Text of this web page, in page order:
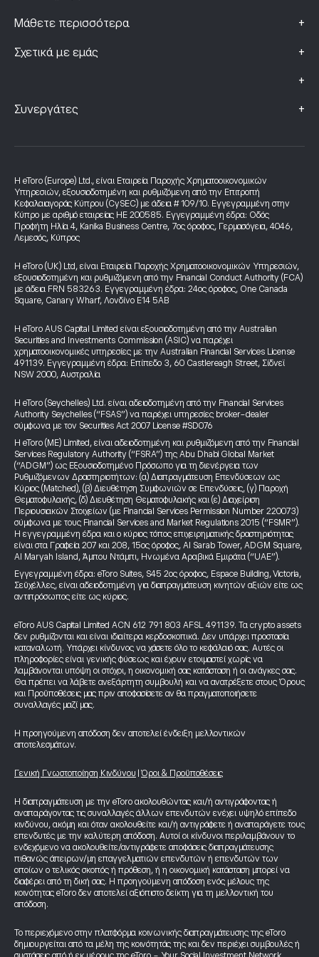
Μάθετε περισσότερα +
Σχετικά με εμάς +
+
Συνεργάτες +
Η eToro (Europe) Ltd., είναι Εταιρεία Παροχής Χρηματοοικονομικών
Υπηρεσιών, εξουσιοδοτημένη και ρυθμιζόμενη από την Επιτροπή
Κεφαλαιαγοράς Κύπρου (CySEC) με άδεια # 109/10. Εγγεγραμμένη στην
Κύπρο με αριθμό εταιρείας HE 200585. Εγγεγραμμένη έδρα: Οδός
Προφήτη Ηλία 4, Kanika Business Centre, 7ος όροφος, Γερμασόγεια, 4046,
Λεμεσός, Κύπρος
Η eToro (UK) Ltd, είναι Εταιρεία Παροχής Χρηματοοικονομικών Υπηρεσιών,
εξουσιοδοτημένη και ρυθμιζόμενη από την Financial Conduct Authority (FCA)
με άδεια FRN 583263. Εγγεγραμμένη έδρα: 24ος όροφος, One Canada
Square, Canary Wharf, Λονδίνο E14 5AB
Η eToro AUS Capital Limited είναι εξουσιοδοτημένη από την Australian
Securities and Investments Commission (ASIC) να παρέχει
χρηματοοικονομικές υπηρεσίες με την Australian Financial Services License
491139. Εγγεγραμμένη έδρα: Επίπεδο 3, 60 Castlereagh Street, Σίδνεϊ
NSW 2000, Αυστραλία
Η eToro (Seychelles) Ltd. είναι αδειοδοτημένη από την Financial Services
Authority Seychelles (“FSAS”) να παρέχει υπηρεσίες broker-dealer
σύμφωνα με τον Securities Act 2007 License #SD076
Η eToro (ME) Limited, είναι αδειοδοτημένη και ρυθμιζόμενη από την Financial
Services Regulatory Authority (“FSRA”) της Abu Dhabi Global Market
(“ADGM”) ως Εξουσιοδοτημένο Πρόσωπο για τη διενέργεια των
Ρυθμιζόμενων Δραστηριοτήτων: (α) Διαπραγμάτευση Επενδύσεων ως
Κύριος (Matched), (β) Διευθέτηση Συμφωνιών σε Επενδύσεις, (γ) Παροχή
Θεματοφυλακής, (δ) Διευθέτηση Θεματοφυλακής και (ε) Διαχείριση
Περιουσιακών Στοιχείων (με Financial Services Permission Number 220073)
σύμφωνα με τους Financial Services and Market Regulations 2015 (“FSMR”).
Η εγγεγραμμένη έδρα και ο κύριος τόπος επιχειρηματικής δραστηριότητας
είναι στα Γραφεία 207 και 208, 15ος όροφος, Al Sarab Tower, ADGM Square,
Al Maryah Island, Άμπου Ντάμπι, Ηνωμένα Αραβικά Εμιράτα (“UAE”).
Εγγεγραμμένη έδρα: eToro Suites, S45 2ος όροφος, Espace Building, Victoria,
Σεϋχέλλες, είναι αδειοδοτημένη για διαπραγμάτευση κινητών αξιών είτε ως
αντιπρόσωπος είτε ως κύριος.
eToro AUS Capital Limited ACN 612 791 803 AFSL 491139. Τα crypto assets
δεν ρυθμίζονται και είναι ιδιαίτερα κερδοσκοπικά. Δεν υπάρχει προστασία
καταναλωτή. Υπάρχει κίνδυνος να χάσετε όλο το κεφάλαιό σας. Αυτές οι
πληροφορίες είναι γενικής φύσεως και έχουν ετοιμαστεί χωρίς να
λαμβάνονται υπόψη οι στόχοι, η οικονομική σας κατάσταση ή οι ανάγκες σας.
Θα πρέπει να λάβετε ανεξάρτητη συμβουλή και να ανατρέξετε στους Όρους
και Προϋποθέσεις μας πριν αποφασίσετε αν θα πραγματοποιήσετε
συναλλαγές μαζί μας.
Η προηγούμενη απόδοση δεν αποτελεί ένδειξη μελλοντικών
αποτελεσμάτων.
Γενική Γνωστοποίηση Κινδύνου Όροι & Προϋποθέσεις
Η διαπραγμάτευση με την eToro ακολουθώντας και/ή αντιγράφοντας ή
αναπαράγοντας τις συναλλαγές άλλων επενδυτών ενέχει υψηλό επίπεδο
κινδύνου, ακόμη και όταν ακολουθείτε και/ή αντιγράφετε ή αναπαράγετε τους
επενδυτές με την καλύτερη απόδοση. Αυτοί οι κίνδυνοι περιλαμβάνουν το
ενδεχόμενο να ακολουθείτε/αντιγράφετε αποφάσεις διαπραγμάτευσης
πιθανώς άπειρων/μη επαγγελματιών επενδυτών ή επενδυτών των
οποίων ο τελικός σκοπός ή πρόθεση, ή η οικονομική κατάσταση μπορεί να
διαφέρει από τη δική σας. Η προηγούμενη απόδοση ενός μέλους της
κοινότητας eToro δεν αποτελεί αξιόπιστο δείκτη για τη μελλοντική του
απόδοση.
Το περιεχόμενο στην πλατφόρμα κοινωνικής διαπραγμάτευσης της eToro
δημιουργείται από τα μέλη της κοινότητάς της και δεν περιέχει συμβουλές ή